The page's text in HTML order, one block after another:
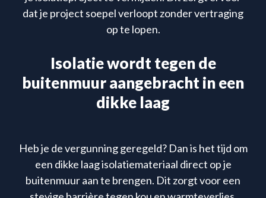
dat je project soepel verloopt zonder vertraging
op te lopen.
Isolatie wordt tegen de
buitenmuur aangebracht in een
dikke laag
Heb je de vergunning geregeld? Dan is het tijd om
een dikke laag isolatiemateriaal direct op je
buitenmuur aan te brengen. Dit zorgt voor een